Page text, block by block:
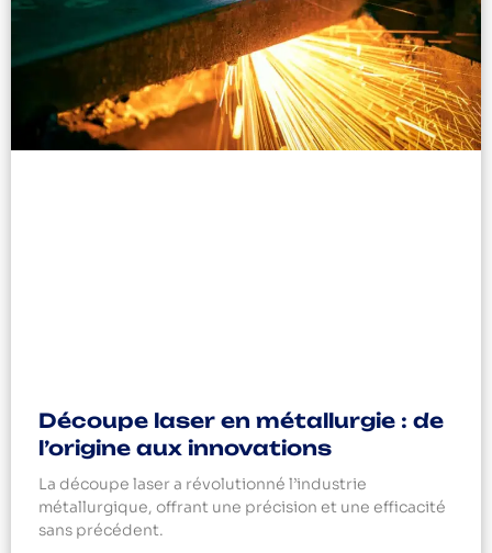
Découpe laser en métallurgie : de
l’origine aux innovations
La découpe laser a révolutionné l’industrie
métallurgique, offrant une précision et une efficacité
sans précédent.